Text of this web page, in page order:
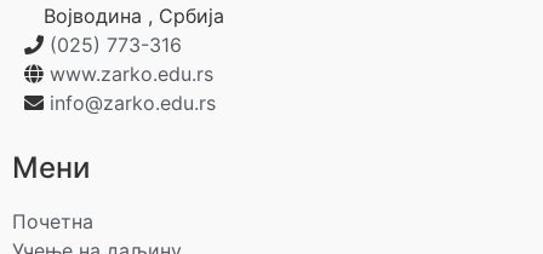
Војводина , Србија
(025) 773-316
www.zarko.edu.rs
info@zarko.edu.rs
Мени
Почетна